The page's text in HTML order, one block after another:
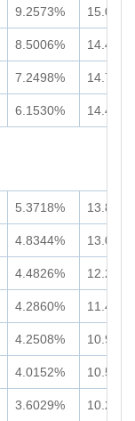
9.2573% 15.05
8.5006% 14.48
7.2498% 14.77
6.1530% 14.47
5.3718% 13.82
4.8344% 13.04
4.4826% 12.22
4.2860% 11.46
4.2508% 10.93
4.0152% 10.58
3.6029% 10.25